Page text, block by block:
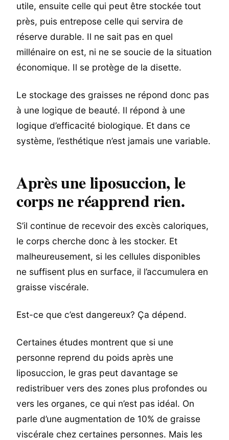
utile, ensuite celle qui peut être stockée tout
près, puis entrepose celle qui servira de
réserve durable. Il ne sait pas en quel
millénaire on est, ni ne se soucie de la situation
économique. Il se protège de la disette.
Le stockage des graisses ne répond donc pas
à une logique de beauté. Il répond à une
logique d’efficacité biologique. Et dans ce
système, l’esthétique n’est jamais une variable.
Après une liposuccion, le
corps ne réapprend rien.
S’il continue de recevoir des excès caloriques,
le corps cherche donc à les stocker. Et
malheureusement, si les cellules disponibles
ne suffisent plus en surface, il l’accumulera en
graisse viscérale.
Est-ce que c’est dangereux? Ça dépend.
Certaines études montrent que si une
personne reprend du poids après une
liposuccion, le gras peut davantage se
redistribuer vers des zones plus profondes ou
vers les organes, ce qui n’est pas idéal. On
parle d’une augmentation de 10% de graisse
viscérale chez certaines personnes. Mais les